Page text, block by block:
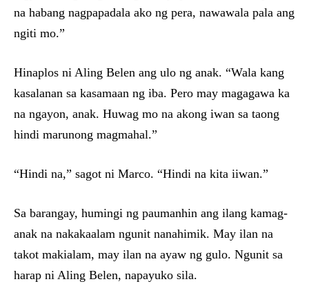
na habang nagpapadala ako ng pera, nawawala pala ang
ngiti mo.”
Hinaplos ni Aling Belen ang ulo ng anak. “Wala kang
kasalanan sa kasamaan ng iba. Pero may magagawa ka
na ngayon, anak. Huwag mo na akong iwan sa taong
hindi marunong magmahal.”
“Hindi na,” sagot ni Marco. “Hindi na kita iiwan.”
Sa barangay, humingi ng paumanhin ang ilang kamag-
anak na nakakaalam ngunit nanahimik. May ilan na
takot makialam, may ilan na ayaw ng gulo. Ngunit sa
harap ni Aling Belen, napayuko sila.